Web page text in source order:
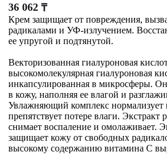
36 062 ₸
Крем защищает от повреждения,
радикалами и УФ-излучением.
ее упругой и подтянутой.
Векторизованная гиалуроновая
высокомолекулярная гиалуроновая
инкапсулированная в микросферы.
в кожу, наполняя ее влагой и
Увлажняющий комплекс нормализует
препятствует потере влаги. Экстракт
снимает воспаление и омолаживает.
защищает кожу от свободных
высокому содержанию витамина С